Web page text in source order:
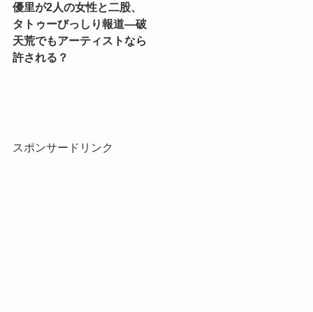
優里が2人の女性と二股、
タトゥーびっしり報道―破
天荒でもアーティストなら
許される？
スポンサードリンク